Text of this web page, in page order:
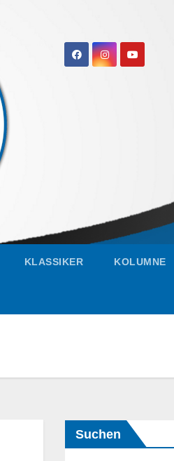
KLASSIKER KOLUMNE
Suchen